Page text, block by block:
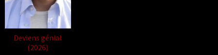
Deviens génial
(2026)